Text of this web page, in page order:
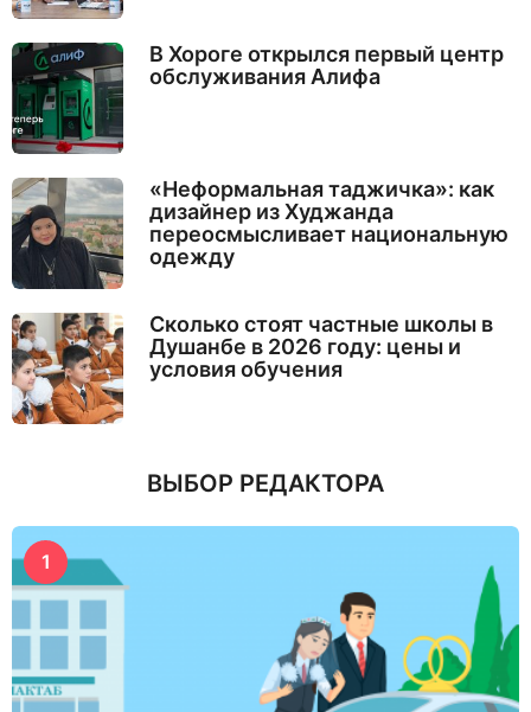
В Хороге открылся первый центр
обслуживания Алифа
«Неформальная таджичка»: как
дизайнер из Худжанда
переосмысливает национальную
одежду
Сколько стоят частные школы в
Душанбе в 2026 году: цены и
условия обучения
ВЫБОР РЕДАКТОРА
1